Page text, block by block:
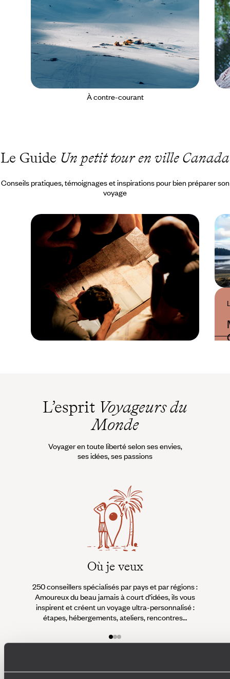
À contre-courant
Le Guide Un petit tour en ville Canada
Conseils pratiques, témoignages et inspirations pour bien préparer son
voyage
L’esprit Voyageurs du
Monde
Voyager en toute liberté selon ses envies,
ses idées, ses passions
Où je veux
250 conseillers spécialisés par pays et par régions :
Amoureux du beau jamais à court d’idées, ils vous
inspirent et créent un voyage ultra-personnalisé :
étapes, hébergements, ateliers, rencontres…